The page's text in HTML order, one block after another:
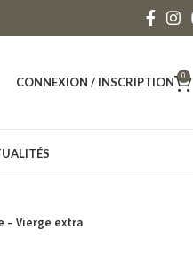
CONNEXION / INSCRIPTION 0
– Vierge extra